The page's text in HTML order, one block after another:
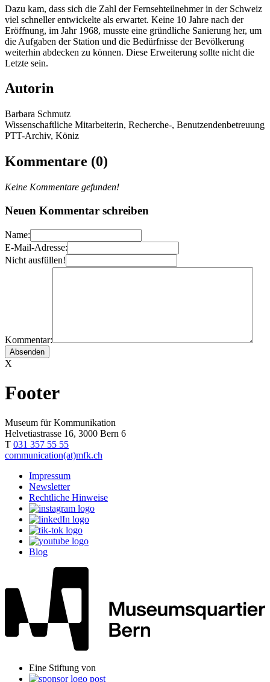
Dazu kam, dass sich die Zahl der Fernsehteilnehmer in der Schweiz
viel schneller entwickelte als erwartet. Keine 10 Jahre nach der
Eröffnung, im Jahr 1968, musste eine gründliche Sanierung her, um
die Aufgaben der Station und die Bedürfnisse der Bevölkerung
weiterhin abdecken zu können. Diese Erweiterung sollte nicht die
Letzte sein.
Autorin
Barbara Schmutz
Wissenschaftliche Mitarbeiterin, Recherche-, Benutzendenbetreuung
PTT-Archiv, Köniz
Kommentare (0)
Keine Kommentare gefunden!
Neuen Kommentar schreiben
Name:
E-Mail-Adresse:
Nicht ausfüllen!
Kommentar:
X
Footer
Museum für Kommunikation
Helvetiastrasse 16, 3000 Bern 6
T 031 357 55 55
communication(at)mfk.ch
Impressum
Newsletter
Rechtliche Hinweise
Blog
Eine Stiftung von